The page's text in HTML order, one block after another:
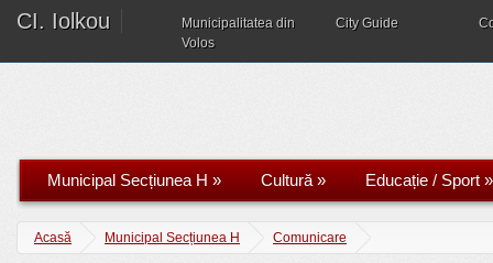
CI. Iolkou
Municipalitatea din
Volos
City Guide
Municipal Secțiunea H » Cultură» Educație / Sport »
Acasă Municipal Secțiunea H Comunicare